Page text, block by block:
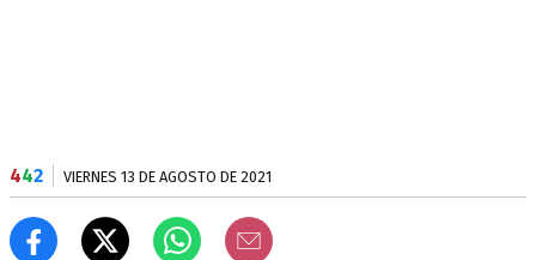
442 VIERNES 13 DE AGOSTO DE 2021